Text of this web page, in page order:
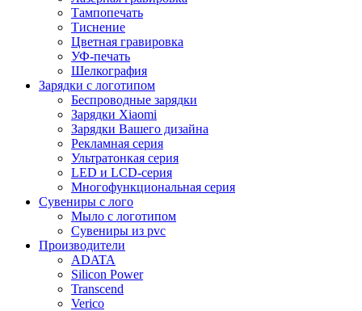
Тампопечать
Тиснение
Цветная гравировка
УФ-печать
Шелкография
Зарядки с логотипом
Беспроводные зарядки
Зарядки Xiaomi
Зарядки Вашего дизайна
Рекламная серия
Ультратонкая серия
LED и LCD-серия
Многофункциональная серия
Сувениры с лого
Мыло с логотипом
Сувениры из pvc
Производители
ADATA
Silicon Power
Transcend
Verico